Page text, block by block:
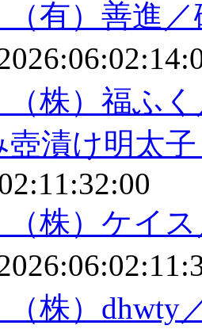
（有）善進
（株）福ふ
壺漬け明太
（株）ケイ
（株）